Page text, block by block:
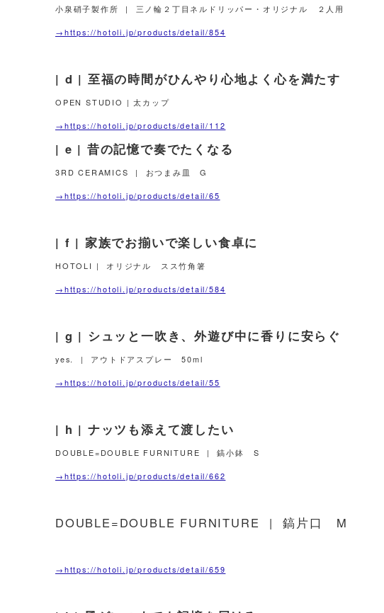
小泉硝子製作所 | 三ノ輪２丁目ネルドリッパー・オリジナル ２人用
→https://hotoli.jp/products/detail/854
| d | 至福の時間がひんやり心地よく心を満たす
OPEN STUDIO | 太カップ
→https://hotoli.jp/products/detail/112
| e | 昔の記憶で奏でたくなる
3RD CERAMICS | おつまみ皿 G
→https://hotoli.jp/products/detail/65
| f | 家族でお揃いで楽しい食卓に
HOTOLI | オリジナル スス竹角箸
→https://hotoli.jp/products/detail/584
| g | シュッと一吹き、外遊び中に香りに安らぐ
yes. | アウトドアスプレー 50ml
→https://hotoli.jp/products/detail/55
| h | ナッツも添えて渡したい
DOUBLE=DOUBLE FURNITURE | 鎬小鉢 S
→https://hotoli.jp/products/detail/662
DOUBLE=DOUBLE FURNITURE | 鎬片口 M
→https://hotoli.jp/products/detail/659